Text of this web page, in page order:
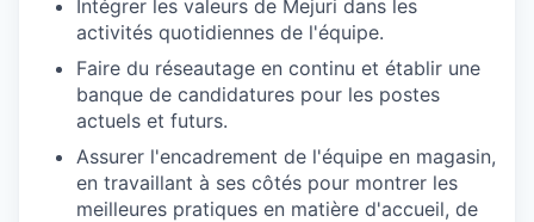
Intégrer les valeurs de Mejuri dans les
activités quotidiennes de l'équipe.
Faire du réseautage en continu et établir une
banque de candidatures pour les postes
actuels et futurs.
Assurer l'encadrement de l'équipe en magasin,
en travaillant à ses côtés pour montrer les
meilleures pratiques en matière d'accueil, de